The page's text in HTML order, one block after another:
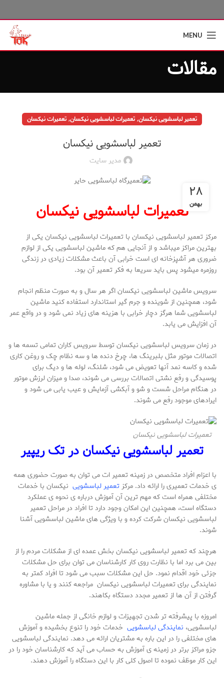
MENU
مقالات
تعمیر لباسشویی نیکسان, تعمیرات لباسشویی نیکسان, تعمیرات نیکسان
تعمیر لباسشویی نیکسان
مدیر سایت
۲۸
بهمنتعمیرات لباسشویی نیکسان
مرکز تعمیر لباسشویی نیکسان با تعمیرات لباسشویی نیکسان یکی از
بهترین مراکز میباشد و از آنجایی هم که ماشین لباسشویی یکی از لوازم
ضروری هر آشپزخانه ای است خرابی آن باعث مشکلات زیادی در زندگی
روزمره میشود پس باید سریعا به فکر تعمیر آن بود.
سرویس ماشین لباسشویی نیکسان اگر هر سال و به صورت منظم انجام
شود، همچنین از شوینده و جرم گیر استاندارد استفاده کنید ماشین
لباسشویی شما هرگز دچار خرابی با هزینه های زیاد نمی شود و در واقع عمر
آن افزایش می یابد.
در زمان سرویس لباسشویی نیکسان توسط سرویس کاران تمامی تسمه ها و
اتصالات موتور مثل بلبرینگ ها، چرخ دنده ها و سه نظام چک و روغن کاری
شده و کاسه نمد آنها تعویض می شود، شلنگ، لوله ها و دیگ برای
پوسیدگی و رفع نشتی اتصالات بررسی می شوند، صدا و میزان لرزش موتور
در هنگام مراحل شست و شو و آبکشی آزمایش و عیب یابی می شود و
ایرادهای موجود رفع می شوند.
تعمیرات لباسشویی نیکسان
تعمیر لباسشویی نیکسان در تک ریپیر
با اعزام افراد متخصص در زمینه تعمیر ات می توان به صورت حضوری همه
ی خدمات تعمیری را ارائه داد. مرکزتعمیر لباسشویی نیکسان با خدمات
مختلفی همراه است که مهم ترین آن آموزش درباره ی نحوه ی عملکرد
دستگاه است، همچنین این امکان وجود دارد تا افراد در مراحل تعمیر
لباسشویی نیکسان شرکت کرده و با ویژگی های ماشین لباسشویی آشنا
شوند.
هرچند که تعمیر لباسشویی نیکسان بخش عمده ای از مشکلات مردم را از
بین می برد اما با نظارت روی کار کارشناسان می توان برای حل مشکلات
جزئی خود اقدام نمود. حل این مشکلات سبب می شود تا افراد کمتر به
نمایندگی برای تعمیرات لباسشویی نیکسان مراجعه کنند و یا با مشاوره
گرفتن از آن ها از تعمیر مجدد دستگاه بکاهند.
امروزه با پیشرفته تر شدن تجهیزات و لوازم خانگی از جمله ماشین
لباسشویی، نمایندگی لباسشویی خدمات خود را تنوع بخشیده و آموزش
های مختلفی را در این باره به مشتریان ارائه می دهد. نمایندگی لباسشویی
جزو مراکز برتر در زمینه ی آموزش به حساب می آید که کارشناسان خود را در
این کار موظف نموده تا اصول کلی کار با این دستگاه را آموزش دهند.